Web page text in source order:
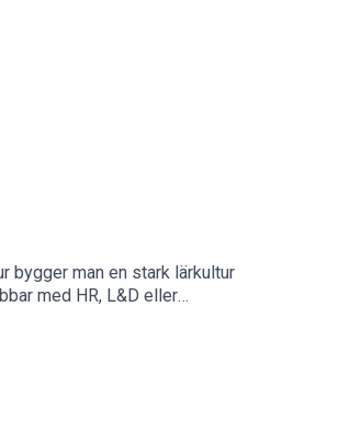
bygger man en stark lärkultur
med HR, L&D eller
rösterna och frågorna